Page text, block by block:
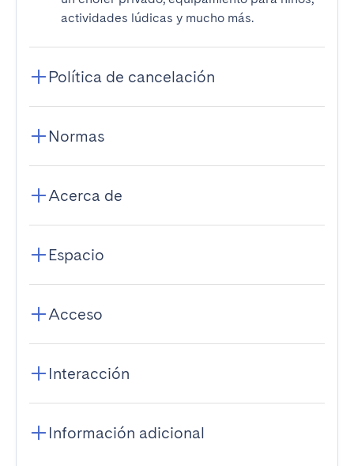
actividades lúdicas y mucho más.
Política de cancelación
Normas
Acerca de
Espacio
Acceso
Interacción
Información adicional